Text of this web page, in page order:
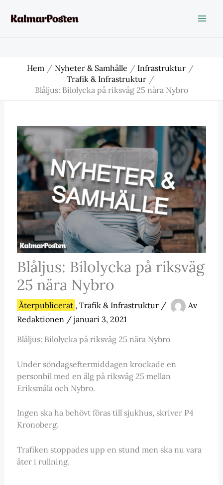
Hem Nyheter & Samhälle
Infrastruktur
Trafik & Infrastruktur
Blåljus: Bilolycka på riksväg 25 nära Nybro
Blåljus: Bilolycka på riksväg
25 nära Nybro
Återpublicerat , Trafik & Infrastruktur/
Av
Redaktionen / januari 3, 2021
Blåljus: Bilolycka på riksväg 25 nära Nybro
Under söndagseftermiddagen krockade en
personbil med en älg på riksväg 25 mellan
Eriksmåla och Nybro.
Ingen ska ha behövt föras till sjukhus, skriver P4
Kronoberg.
Trafiken stoppades upp en stund men ska nu vara
åter i rullning.